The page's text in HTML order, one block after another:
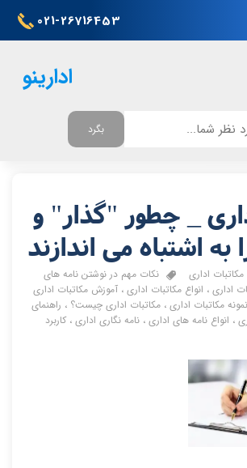
021-26716453
ادارینو
بگرد
_ چطور "گذار" و
به اشتباه می اندازند
مکاتبات اداری
نکات مهم در نوشتن نامه های
اداری ، انواع مکاتبات اداری ، آموزش مکاتبات اداری
نمونه مکاتبات اداری ، مکاتبات اداری چیست؟ ، راهنمای
، انواع نامه های اداری ، نامه نگاری اداری ، کاربرد